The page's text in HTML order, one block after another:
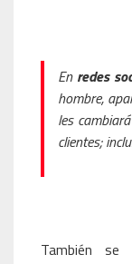
En redes
hombre,
les
clientes;
También se